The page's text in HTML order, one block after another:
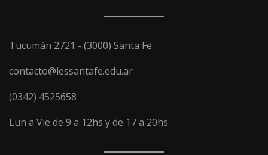
Tucumán 2721 - (3000) Santa Fe
contacto@iessantafe.edu.ar
(0342) 4525658
Lun a Vie de 9 a 12hs y de 17 a 20hs